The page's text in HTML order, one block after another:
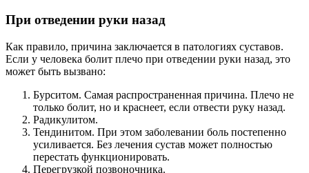
При отведении руки назад
Как правило, причина заключается в патологиях суставов.
Если у человека болит плечо при отведении руки назад, это
может быть вызвано:
Бурситом. Самая распространенная причина. Плечо не
только болит, но и краснеет, если отвести руку назад.
Радикулитом.
Тендинитом. При этом заболевании боль постепенно
усиливается. Без лечения сустав может полностью
перестать функционировать.
Перегрузкой позвоночника.